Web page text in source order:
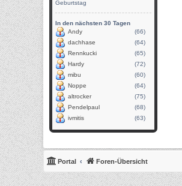
Geburtstag
In den nächsten 30 Tagen
Andy
(66)
dachhase
(64)
Rennkucki
(65)
Hardy
(72)
mibu
(60)
Noppe
(64)
altrocker
(75)
Pendelpaul
(68)
ivmitis
(63)
Portal Foren-Übersicht